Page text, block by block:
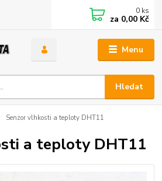
Menu
Hledat
0 ks
za 0,00 Kč
Senzor vlhkosti a teploty DHT11
a teploty DHT11